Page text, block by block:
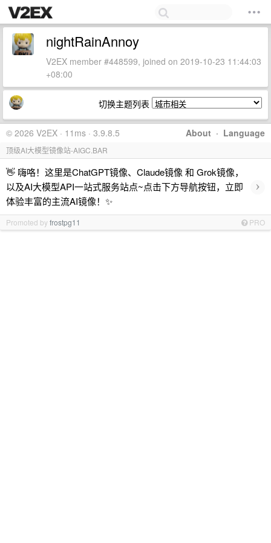
nightRainAnnoy
V2EX member #448599, joined on 2019-10-23 11:44:03
+08:00
切换主题列表
About · Language
© 2026 V2EX · 11ms · 3.9.8.5
顶级AI大模型镜像站-AIGC.BAR
👋 嗨咯！这里是ChatGPT镜像、Claude镜像 和 Grok镜像，
以及AI大模型API一站式服务站点~点击下方导航按钮，立即
体验丰富的主流AI镜像！✨
›
Promoted byfrostpg11 PRO